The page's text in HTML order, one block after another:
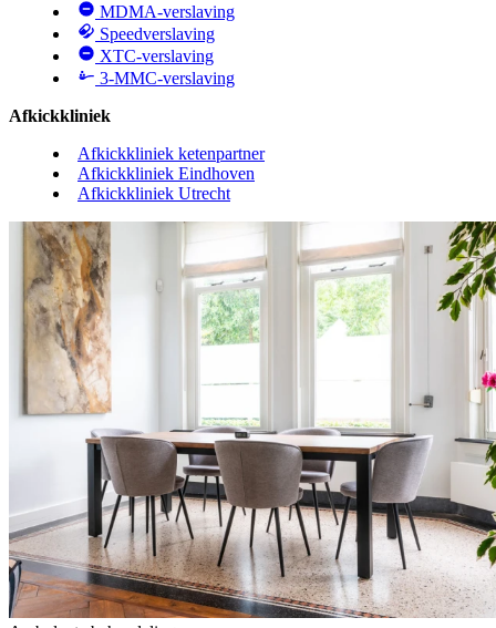
MDMA-verslaving
Speedverslaving
XTC-verslaving
3-MMC-verslaving
Afkickkliniek
Afkickkliniek ketenpartner
Afkickkliniek Eindhoven
Afkickkliniek Utrecht